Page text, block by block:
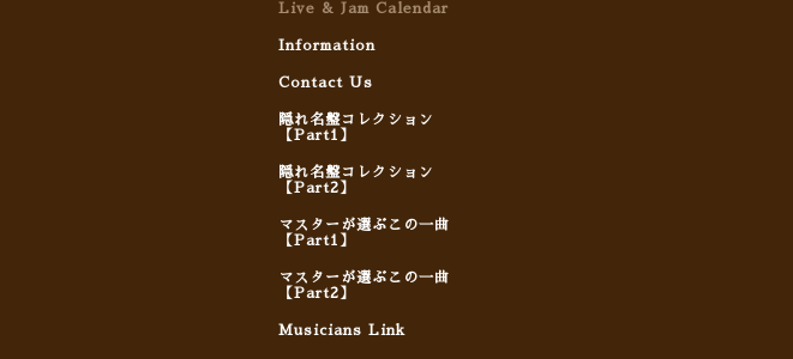
Live & Jam Calendar
Information
Contact Us
隠れ名盤コレクション
【Part1】
隠れ名盤コレクション
【Part2】
マスターが選ぶこの一曲
【Part1】
マスターが選ぶこの一曲
【Part2】
Musicians Link